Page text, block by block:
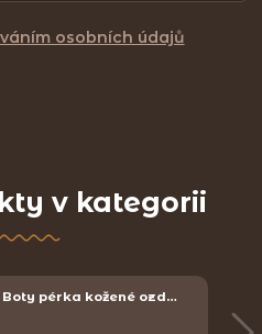
osobních údajů
v kategorii
Boty pérka kožené ozd…